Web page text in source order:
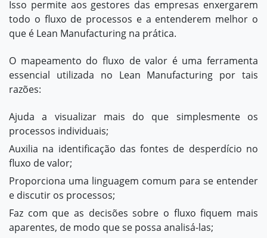
Isso permite aos gestores das empresas enxergarem
todo o fluxo de processos e a entenderem melhor o
que é Lean Manufacturing na prática.
O mapeamento do fluxo de valor é uma ferramenta
essencial utilizada no Lean Manufacturing por tais
razões:
Ajuda a visualizar mais do que simplesmente os
processos individuais;
Auxilia na identificação das fontes de desperdício no
fluxo de valor;
Proporciona uma linguagem comum para se entender
e discutir os processos;
Faz com que as decisões sobre o fluxo fiquem mais
aparentes, de modo que se possa analisá-las;